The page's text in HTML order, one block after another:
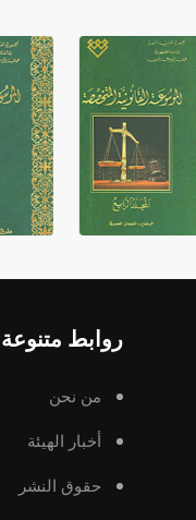
روابط متنوعة
من نحن
أخبار الهيئة
حقوق النشر